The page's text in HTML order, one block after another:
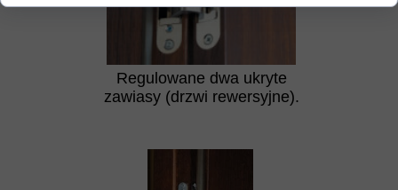
Regulowane dwa ukryte
zawiasy (drzwi rewersyjne).